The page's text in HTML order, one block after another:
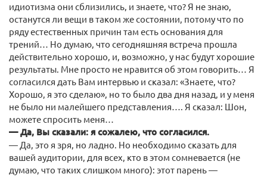
идиотизма они сблизились, и знаете, что? Я не знаю,
останутся ли вещи в таком же состоянии, потому что по
ряду естественных причин там есть основания для
трений… Но думаю, что сегодняшняя встреча прошла
действительно хорошо, и, возможно, у нас будут хорошие
результаты. Мне просто не нравится об этом говорить… Я
согласился дать Вам интервью и сказал: «Знаете, что?
Хорошо, я это сделаю», но то было два дня назад, и у меня
не было ни малейшего представления…. Я сказал: Шон,
можете спросить меня…
— Да, Вы сказали: я сожалею, что согласился.
— Да, это я зря, но ладно. Но необходимо сказать для
вашей аудитории, для всех, кто в этом сомневается (не
думаю, что таких слишком много): этот парень —